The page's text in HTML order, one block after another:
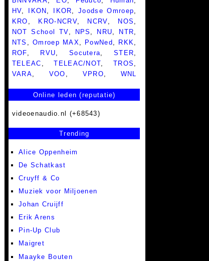
HV, IKON , IKOR,Joodse Omroep,
KRO , KRO-NCRV, NCRV, NOS ,
NOT School TV, NPS , NRU, NTR,
NTS ,Omroep MAX, PowNed , RKK,
ROF, RVU, Socutera,STER,
TELEAC ,TELEAC/NOT,TROS ,
VARA, VOO , VPRO, WNL
Online leden (reputatie)
videoenaudio.nl (+68543)
Trending
Alice Oppenheim
De Schatkast
Cruyff & Co
Muziek voor Miljoenen
Johan Cruijff
Erik Arens
Pin-Up Club
Maigret
Maayke Bouten